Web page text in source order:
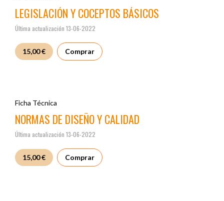
LEGISLACIÓN Y COCEPTOS BÁSICOS
Última actualización 13-06-2022
15,00 € Comprar
Ficha Técnica
NORMAS DE DISEÑO Y CALIDAD
Última actualización 13-06-2022
15,00 € Comprar